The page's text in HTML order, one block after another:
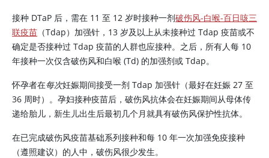
接种 DTaP 后，需在 11 至 12 岁时接种一剂破伤风-白喉-百日咳三
联疫苗 （Tdap）加强针，13 岁及以上从未接种过 Tdap 疫苗或不
确定是否接种过 Tdap 疫苗的人群也应接种。之后，所有人每 10
年接种一次仅含破伤风和白喉 (Td) 的加强剂或 Tdap。
怀孕者在每次妊娠期间接受一剂 Tdap 加强针（最好在妊娠 27 至
36 周时）。孕妇接种疫苗后，破伤风抗体会在妊娠期间从母体传
递给胎儿，新生儿出生后最初几个月就具有破伤风保护性抗体。
在已完成破伤风疫苗基础系列接种和每 10 年一次加强免疫接种
（遵照建议）的人中，破伤风很少发生。